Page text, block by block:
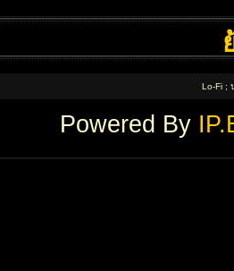
Lo-Fi ;
Powered By